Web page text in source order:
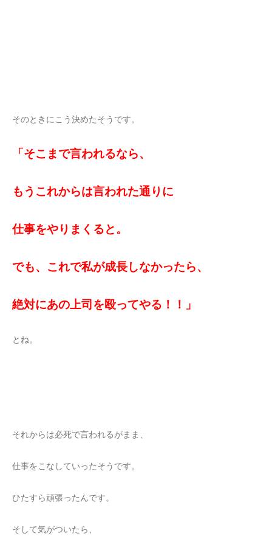
そのときにこう決めたそうです。
「そこまで言われるなら、
もうこれからは言われた通りに
仕事をやりまくると。
でも、これで私が成長しなかったら、
絶対にあの上司を殴ってやる！！」
とね。
それからは必死で言われるがまま、
仕事をこなしていったそうです。
ひたすら頑張ったんです。
そして気がついたら、